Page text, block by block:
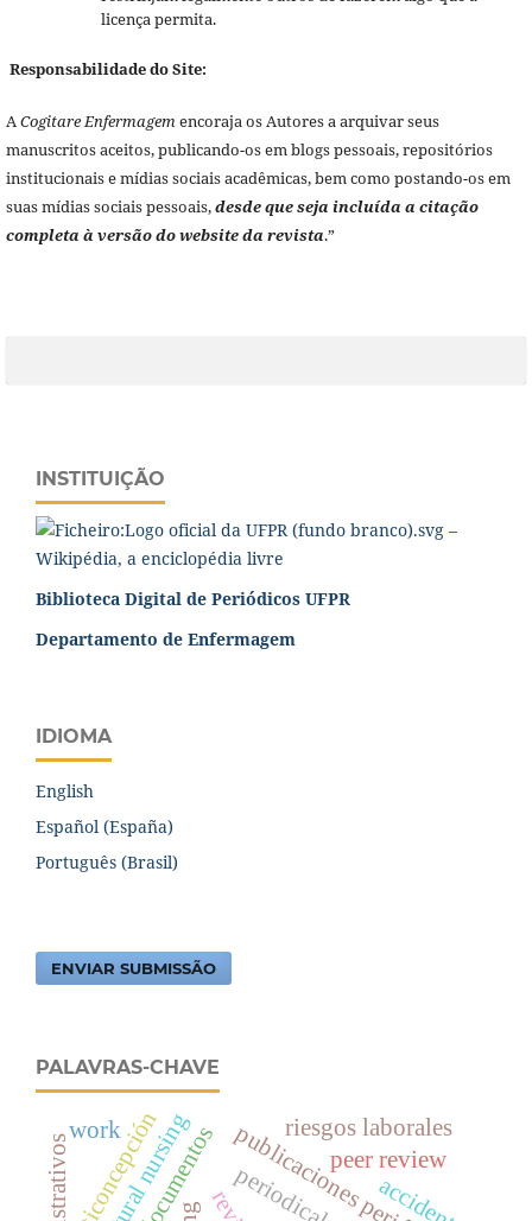
licença permita.
Responsabilidade do Site:
ACogitare Enfermagemencoraja os Autores a arquivar seus
manuscritos aceitos, publicando-os em blogs pessoais, repositórios
institucionais e mídias sociais acadêmicas, bem como postando-os em
suas mídias sociais pessoais,desde que seja incluída a citação
completa à versão do website da revista.”
INSTITUIÇÃO
Biblioteca Digital de Periódicos UFPR
Departamento de Enfermagem
IDIOMA
English
Español (España)
Português (Brasil)
ENVIAR SUBMISSÃO
PALAVRAS-CHAVE
documentos
anticoncepción peer review
accidents
riesgos laborales
work